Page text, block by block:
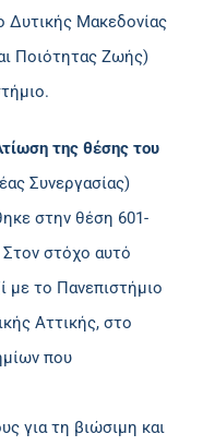
Δυτικής Μακεδονίας
Ποιότητας Ζωής)
της θέσης του
Συνεργασίας)
στην θέση 601-
στόχο αυτό
με το Πανεπιστήμιο
Αττικής, στο
που
για τη βιώσιμη και